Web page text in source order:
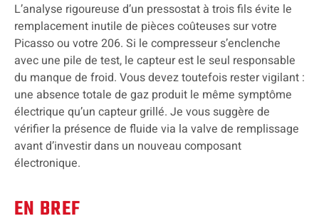
L’analyse rigoureuse d’un pressostat à trois fils évite le
remplacement inutile de pièces coûteuses sur votre
Picasso ou votre 206. Si le compresseur s’enclenche
avec une pile de test, le capteur est le seul responsable
du manque de froid. Vous devez toutefois rester vigilant :
une absence totale de gaz produit le même symptôme
électrique qu’un capteur grillé. Je vous suggère de
vérifier la présence de fluide via la valve de remplissage
avant d’investir dans un nouveau composant
électronique.
EN BREF